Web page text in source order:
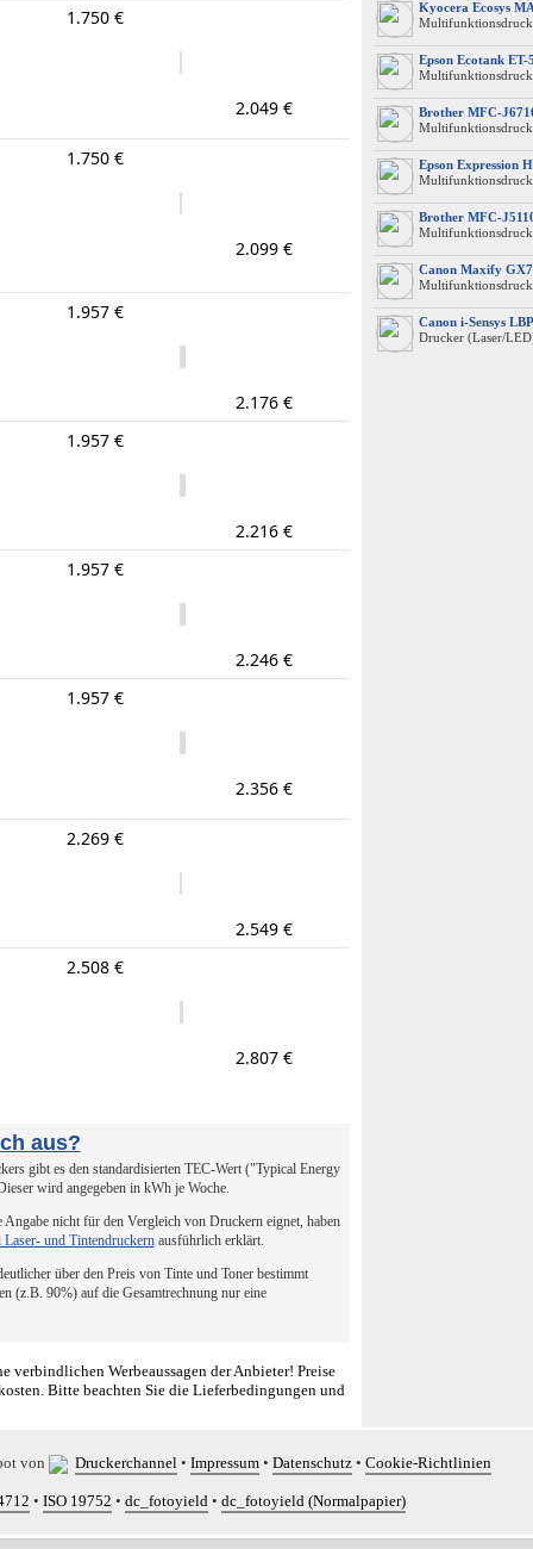
1.750 €
2.049 €
1.750 €
2.099 €
1.957 €
2.176 €
1.957 €
2.216 €
1.957 €
2.246 €
1.957 €
2.356 €
2.269 €
2.549 €
2.508 €
2.807 €
aus?
gibt es den standardisierten TEC-Wert ("Typical Energy
wird angegeben in kWh je Woche.
nicht für den Vergleich von Druckern eignet, haben
und Tintendruckernausführlich erklärt.
über den Preis von Tinte und Toner bestimmt
(z.B. 90%) auf die Gesamtrechnung nur eine
verbindlichen Werbeaussagen der Anbieter! Preise
Bitte beachten Sie die Lieferbedingungen und
Kyocera Ecosys
Epson Ecotank ET-
Brother MFC-
Epson Expression
Brother MFC-
Canon Maxify
Canon i-Sensys
Drucker (Laser/
von Druckerchannel • Impressum • Datenschutz • Cookie-Richtlinien
• ISO 19752 • dc_fotoyield • dc_fotoyield (Normalpapier)